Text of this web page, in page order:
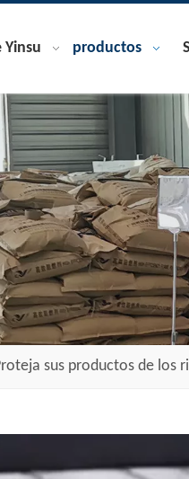
Yinsu productos
sus productos de los